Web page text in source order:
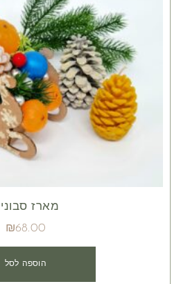
מארז
₪68.00
הוספה לסל